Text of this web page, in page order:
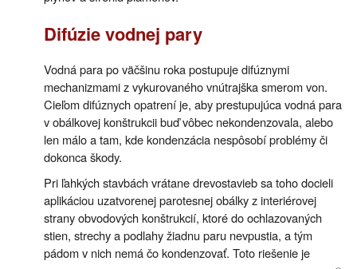
Difúzie vodnej pary
Vodná para po väčšinu roka postupuje difúznymi
mechanizmami z vykurovaného vnútrajška smerom von.
Cieľom difúznych opatrení je, aby prestupujúca vodná para
v obálkovej konštrukcii buď vôbec nekondenzovala, alebo
len málo a tam, kde kondenzácia nespôsobí problémy či
dokonca škody.
Pri ľahkých stavbách vrátane drevostavieb sa toho docieli
aplikáciou uzatvorenej parotesnej obálky z interiérovej
strany obvodových konštrukcií, ktoré do ochlazovaných
stien, strechy a podlahy žiadnu paru nevpustia, a tým
pádom v nich nemá čo kondenzovať. Toto riešenie je